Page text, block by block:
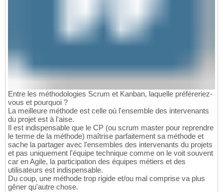
Entre les méthodologies Scrum et Kanban, laquelle préféreriez-
vous et pourquoi ?
La meilleure méthode est celle où l'ensemble des intervenants
du projet est à l'aise.
Il est indispensable que le CP (ou scrum master pour reprendre
le terme de la méthode) maîtrise parfaitement sa méthode et
sache la partager avec l'ensembles des intervenants du projets
et pas uniquement l'équipe technique comme on le voit souvent
car en Agile, la participation des équipes métiers et des
utilisateurs est indispensable.
Du coup, une méthode trop rigide et/ou mal comprise va plus
gêner qu'autre chose.